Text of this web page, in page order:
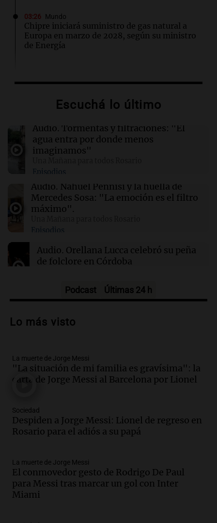
03:26 Mundo
Chipre iniciará suministro de gas natural a
Europa en marzo de 2028, según su ministro
de Energía
Más de 1.300 vuelos cancelados en Shanghái
02:03 Tecnología
Airbnb acelera el lanzamiento de funciones
gracias a la inteligencia artificial en su
búsqueda
01:49 Mundo
El Pentágono solicita a la industria de defensa
un aumento en la producción de armas
01:31 Ciencia
Reducir alimentos dulces no disminuye
antojos ni mejora la salud, según estudio
Escuchá lo último
Audio. Tormentas y filtraciones: "El
agua entra por donde menos
imaginamos"
Episodios
Audio. Nahuel Pennisi y la huella de
Mercedes Sosa: "La emoción es el filtro
máximo".
Episodios
Audio. Orellana Lucca celebró su peña
de folclore en Córdoba
Audio.Trágico accidente en Mendoza:
vehículos desde un puente
Audio.Tragedia en Mendoza: un muerto
y cinco heridos tras caer dos autos desde
un puente
Episodios
Audio.Messi llegará esta noche a
Rosario para acompañar a su familia
Episodios
Audio.Ley de Propiedad Privada: el revés
en el Congreso expuso una debilidad
comunicacional del Gobierno
Podcast Últimas 24 h
Lo más visto
La muerte de Jorge Messi
"La situación de mi familia es gravísima": la
carta de Jorge Messi al Barcelona por Lionel
Sociedad
Despiden a Jorge Messi: Lionel de regreso en
Rosario para el adiós a su papá
La muerte de Jorge Messi
El conmovedor gesto de Rodrigo De Paul
para Messi tras marcar un gol con Inter
Miami